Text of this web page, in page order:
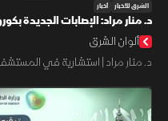
الشرق للأخبار أخبار
د. منار مراد: الإصابات الجديدة
إلغاء شهادة التلقيح
ألوان الشرق
د. منار مراد | استشارية في